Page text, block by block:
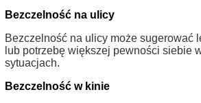
Bezczelność na ulicy
Bezczelność na ulicy może sugerować
lub potrzebę większej pewności siebie
sytuacjach.
Bezczelność w kinie